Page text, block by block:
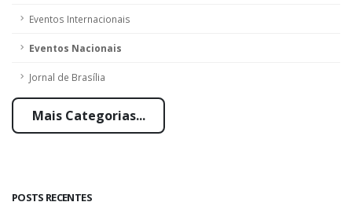
Eventos Internacionais
Eventos Nacionais
Jornal de Brasília
Mais Categorias...
POSTS RECENTES